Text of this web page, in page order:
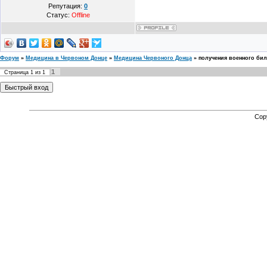
Репутация: 0
Статус: Offline
Форум » Медицина в Червоном Донце » Медицина Червоного Донца » получения военного
Страница 1 из 1 1